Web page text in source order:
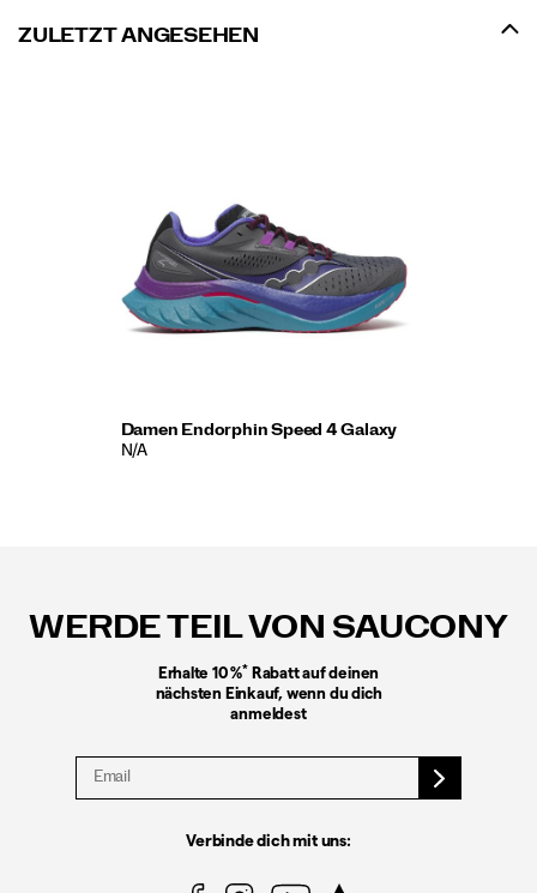
ZULETZT ANGESEHEN
Damen Endorphin Speed 4 Galaxy
N/A
WERDE TEIL VON SAUCONY
Erhalte 10 %* Rabatt auf deinen
nächsten Einkauf, wenn du dich
anmeldest
Verbinde dich mit uns: